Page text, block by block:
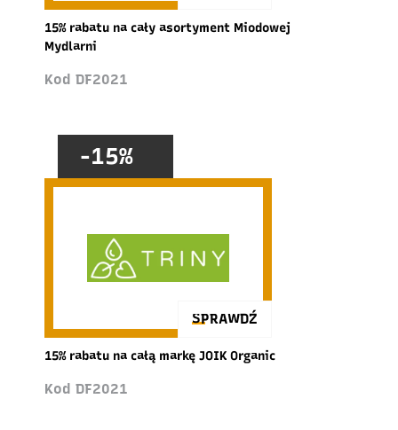
15% rabatu na cały asortyment Miodowej
Mydlarni
Kod DF2021
-15%
SPRAWDŹ
15% rabatu na całą markę JOIK Organic
Kod DF2021